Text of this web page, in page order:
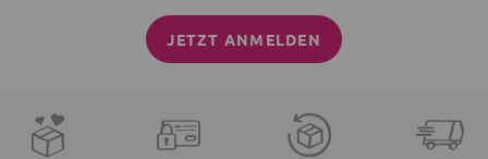
JETZT ANMELDEN